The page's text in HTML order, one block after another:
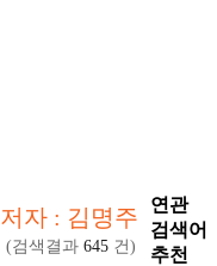
저자 : 김명주
(검색결과 645 건)
연관
검색어
추천